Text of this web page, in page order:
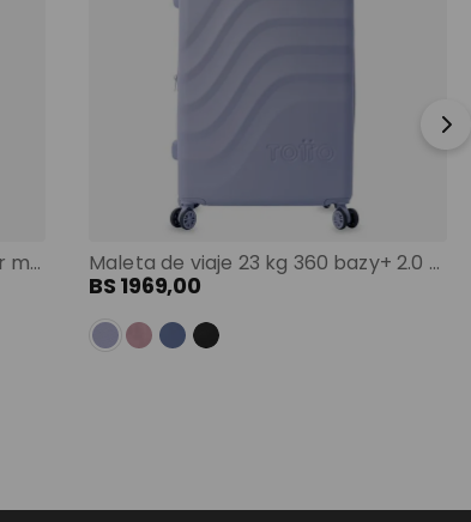
Shopping bag grande para mujer malawi porta pc 13" negro color: negro Maleta de viaje 23 kg 360 bazy+ 2.0 bodega morado color: morado
BS 1969,00